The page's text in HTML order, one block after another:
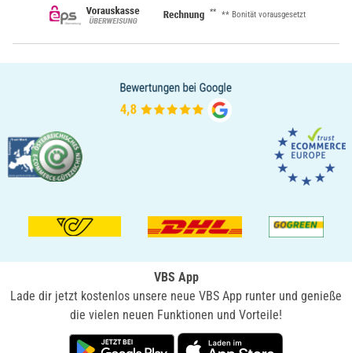
** ** Bonität vorausgesetzt
VBS App
Lade dir jetzt kostenlos unsere neue VBS App runter und genieße
die vielen neuen Funktionen und Vorteile!